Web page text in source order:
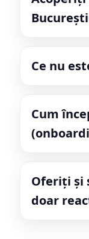
Ce nu
Cum
Oferiți și
doar